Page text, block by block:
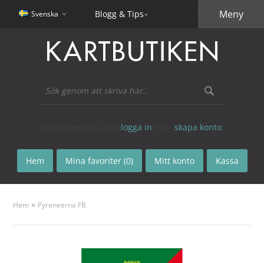
Svenska Blogg & Tips
logga in skapa konto
Hem Mina favoriter (0) Mitt konto Kassa
Meny
Hem » Pyreneerna FB